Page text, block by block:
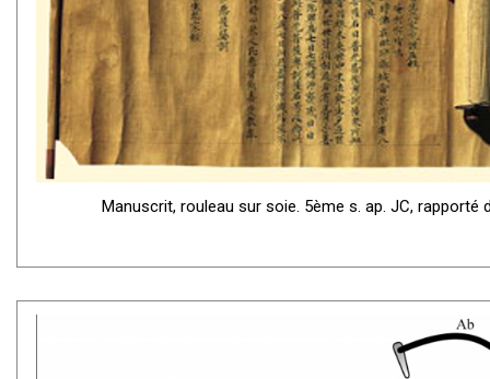
Manuscrit, rouleau sur soie. 5ème s. ap. JC, rapporté